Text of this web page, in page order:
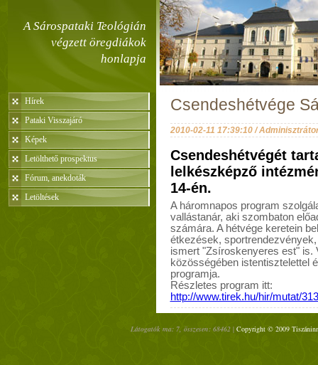
A Sárospataki Teológián
végzett öregdiákok
honlapja
Hírek
Pataki Visszajáró
Képek
Letölthető prospektus
Fórum, anekdoták
Letöltések
Csendeshétvége
2010-02-11 17:39:10 /
Csendeshétvégét
lelkészképző
14-én.
A háromnapos program
vallástanár, aki szombaton
számára. A hétvége keretein
étkezések,
ismert "Zsíroskenyeres est" is.
közösségében istentisztelettel
programja.
Részletes program itt:
http://www.tirek.hu/hir/mutat/
Látogatók ma: 7, összesen: 68462 | Copyright © 2009